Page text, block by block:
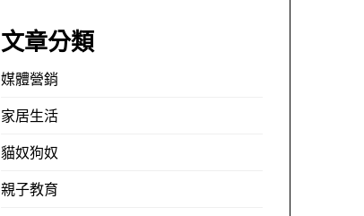
文章分類
媒體營銷
家居生活
貓奴狗奴
親子教育